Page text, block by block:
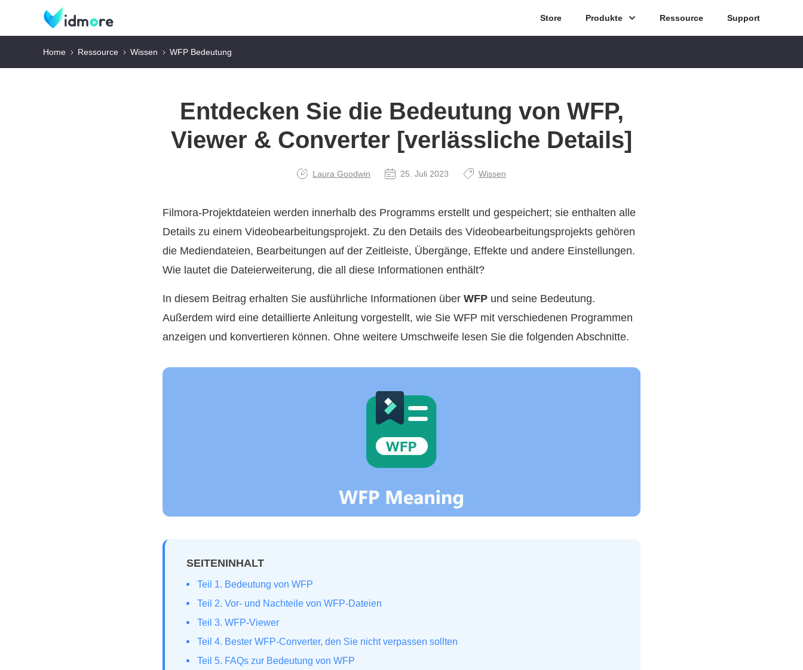
Store Produkte Ressource Support
Home Ressource Wissen WFP Bedeutung
Entdecken Sie die Bedeutung von WFP,
Viewer & Converter [verlässliche Details]
Laura Goodwin 25. Juli 2023 Wissen
Filmora-Projektdateien werden innerhalb des Programms erstellt und gespeichert; sie enthalten alle
Details zu einem Videobearbeitungsprojekt. Zu den Details des Videobearbeitungsprojekts gehören
die Mediendateien, Bearbeitungen auf der Zeitleiste, Übergänge, Effekte und andere Einstellungen.
Wie lautet die Dateierweiterung, die all diese Informationen enthält?
In diesem Beitrag erhalten Sie ausführliche Informationen über WFP und seine Bedeutung.
Außerdem wird eine detaillierte Anleitung vorgestellt, wie Sie WFP mit verschiedenen Programmen
anzeigen und konvertieren können. Ohne weitere Umschweife lesen Sie die folgenden Abschnitte.
SEITENINHALT
Teil 1. Bedeutung von WFP
Teil 2. Vor- und Nachteile von WFP-Dateien
Teil 3. WFP-Viewer
Teil 4. Bester WFP-Converter, den Sie nicht verpassen sollten
Teil 5. FAQs zur Bedeutung von WFP